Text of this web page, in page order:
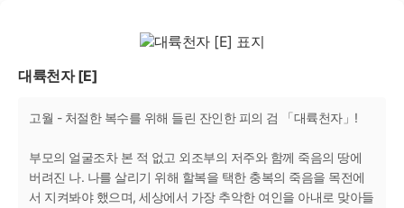
대륙천자 [E]
고월 - 처절한 복수를 위해 들린 잔인한 피의 검 「대륙천자」!
부모의 얼굴조차 본 적 없고 외조부의 저주와 함께 죽음의 땅에
버려진 나. 나를 살리기 위해 할복을 택한 충복의 죽음을 목전에
서 지켜봐야 했으며, 세상에서 가장 추악한 여인을 아내로 맞아들